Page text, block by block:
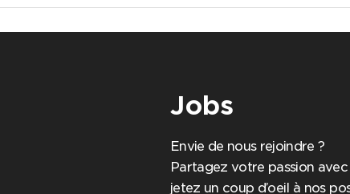
Jobs
Envie de nous rejoindre ?
Partagez votre passion avec
jetez un coup d’oeil à nos